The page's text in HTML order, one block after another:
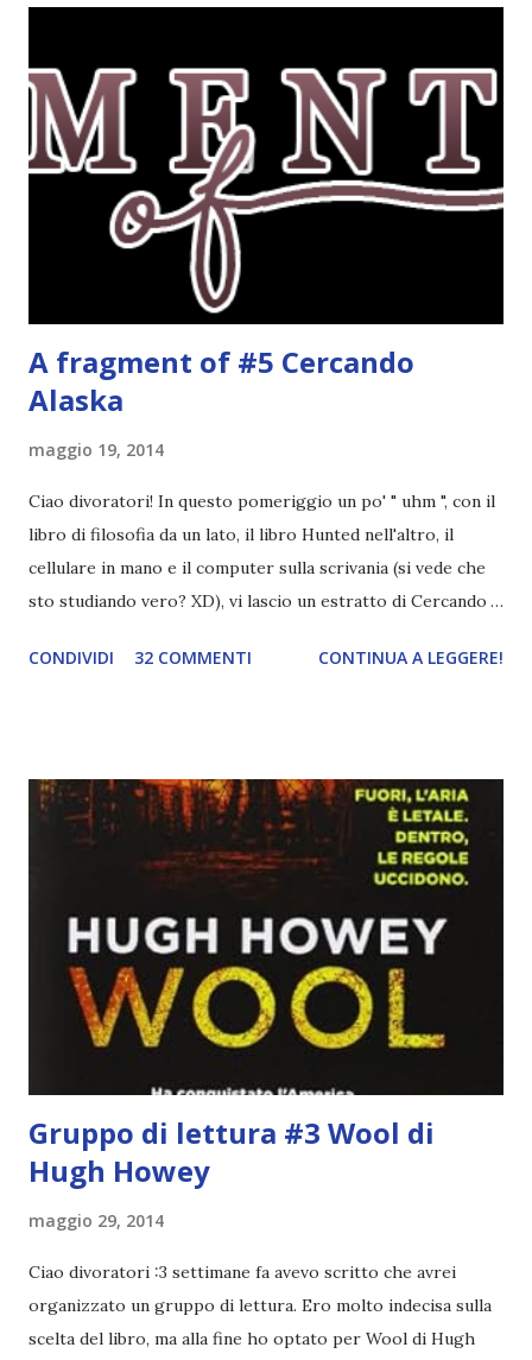
colori del blu, Amy Harmon ★ ★ ★ ★ Sapete il mio
rapporto con gli ya. Questo stranamente mi è piaciuto
molto. Mi è piaciuta la protagonista, la sua crescita, il suo
rapporto con il professor Wilson che cresce piano piano.
Alla fine mi stavo pure commuovendo! Unravel me ,
Tahereh Mafi ★ ★ ★ ★ ★ Ho già scritto una recensi...
A fragment of #5 Cercando
Alaska
maggio 19, 2014
Ciao divoratori! In questo pomeriggio un po' " uhm ", con il
libro di filosofia da un lato, il libro Hunted nell'altro, il
cellulare in mano e il computer sulla scrivania (si vede che
sto studiando vero? XD), vi lascio un estratto di Cercando
costante nelle rubriche. Odiavo lo sport. Odiavo lo sport,
cui si gioca a mini-baseball mia madre voleva che mi facessi
delle amicizie, così mi obbligò a entrare nella squadra dei
Pirati di Orlando. Mi feci degli amici eccome: una masnada di
era inserirmi fra i coetanei. Fu soprattutto perché come
statura sovrastavo tutti gli altri giocatori se quell'anno per
un pelo non entrai nella formazione ufficiale. Qu...
CONDIVIDI 32 COMMENTI CONTINUA A LEGGERE!
Gruppo di lettura #3 Wool di
Hugh Howey
maggio 29, 2014
Ciao divoratori :3 settimane fa avevo scritto che avrei
organizzato un gruppo di lettura. Ero molto indecisa sulla
scelta del libro, ma alla fine ho optato per Wool di Hugh